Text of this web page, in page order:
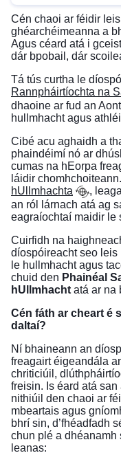
Cén chaoi ar féidir
ghéarchéimeanna a
Agus céard atá i
dár bpobail, dár
Tá tús curtha le
Rannpháirtíochta na
dhaoine ar fud an
hullmhacht agus
Cibé acu aghaidh a
phaindéimí nó ar
cumas na hEorpa
láidir
hUllmhachta
,
an ról lárnach atá ag
eagraíochtaí maidir le
Cuirfidh na
díospóireacht seo
le hullmhacht agus
chuid den Phainéal
hUllmhacht atá ar na
Cén fáth ar cheart é
daltaí?
Ní bhaineann an
freagairt éigeandála
chriticiúil,
freisin. Is éard atá
nithiúil den chaoi ar
mbeartais agus
bhrí sin, d’fhéadfadh
chun plé a dhéanamh
leanas: